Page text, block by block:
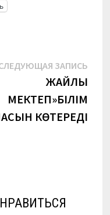
ЗАПИСЬ
ЖАЙЛЫ
МЕКТЕП»БІЛІМ
КӨТЕРЕДІ